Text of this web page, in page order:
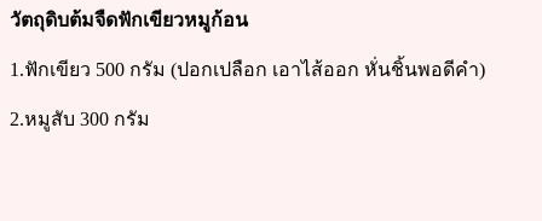
วัตถุดิบต้มจืดฟักเขียวหมูก้อน
1.ฟักเขียว 500 กรัม (ปอกเปลือก เอาไส้ออก หั่นชิ้นพอดีคำ)
2.หมูสับ 300 กรัม